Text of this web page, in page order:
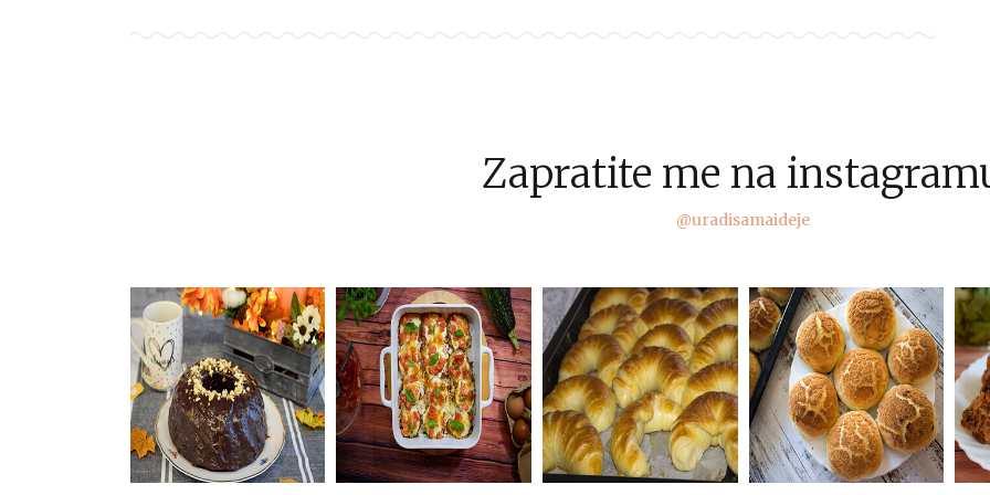
Zapratite me na
@uradisamaideje